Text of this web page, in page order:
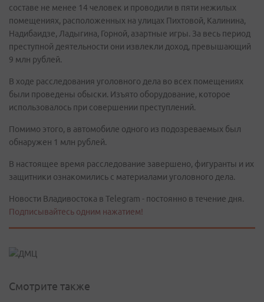
составе не менее 14 человек и проводили в пяти нежилых
помещениях, расположенных на улицах Пихтовой, Калинина,
Надибаидзе, Ладыгина, Горной, азартные игры. За весь период
преступной деятельности они извлекли доход, превышающий
9 млн рублей.
В ходе расследования уголовного дела во всех помещениях
были проведены обыски. Изъято оборудование, которое
использовалось при совершении преступлений.
Помимо этого, в автомобиле одного из подозреваемых был
обнаружен 1 млн рублей.
В настоящее время расследование завершено, фигуранты и их
защитники ознакомились с материалами уголовного дела.
Новости Владивостока в Telegram - постоянно в течение дня.
Подписывайтесь одним нажатием!
Смотрите также